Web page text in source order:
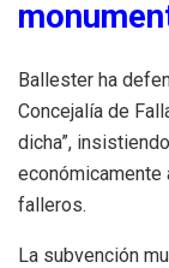
Ballester ha
Concejalía de
dicha”,
falleros.
La subvención